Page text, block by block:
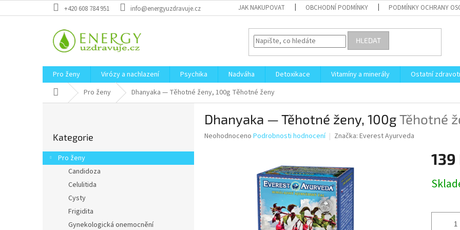
na
+420 608 784 951 info@energyuzdravuje.cz JAK NAKUPOVAT OBCHODNÍ PODMÍNKY PODMÍNKY OCHRANY
HLEDAT
Pro ženy Virózy a nachlazení Psychika Nadváha Detoxikace Vitamíny a minerály Ostatní
Domů Pro ženy Dhanyaka — Těhotné ženy, 100g Těhotné ženy
r
a
kategorie
Kategorie
Pro ženy
Candidoza
Celulitida
Cysty
Frigidita
Gynekologická onemocnění
Dhanyaka — Těhotné ženy, 100gTěhotné
Průměrné
Neohodnoceno Podrobnosti hodnocení Značka: Everest Ayurveda
139
cena: